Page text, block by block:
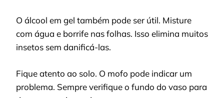
O álcool em gel também pode ser útil. Misture
com água e borrife nas folhas. Isso elimina muitos
insetos sem danificá-las.
Fique atento ao solo. O mofo pode indicar um
problema. Sempre verifique o fundo do vaso para